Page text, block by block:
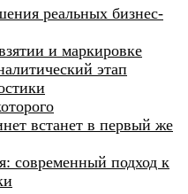
реальных бизнес-
и маркировке
этап
встанет в первый же
современный подход к